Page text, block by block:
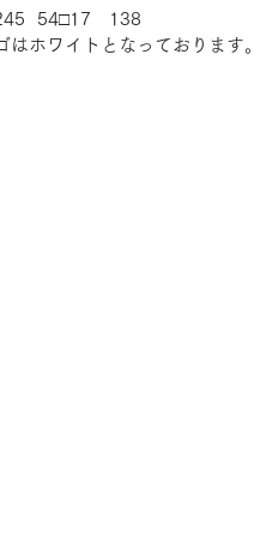
54□17　138
ホワイトとなっております。